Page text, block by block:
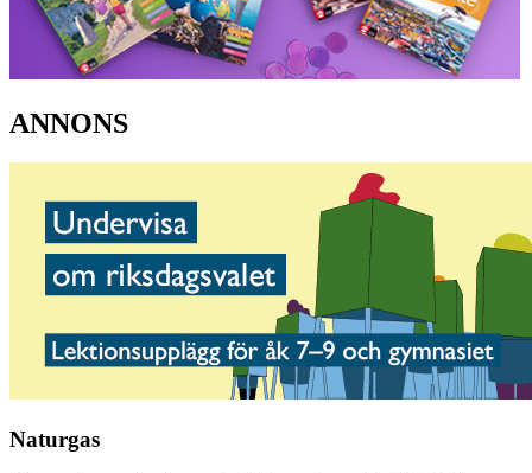
ANNONS
Naturgas